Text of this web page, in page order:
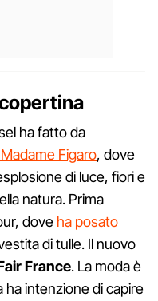
ha fatto da
Figaro, dove
di luce, fiori e
natura. Prima
dove ha posato
di tulle. Il nuovo
France. La moda è
ha intenzione di capire